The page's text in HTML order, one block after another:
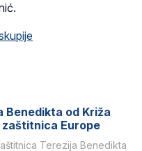
Benedikta od Križa
zaštitnica Europe
Terezija Benedikta